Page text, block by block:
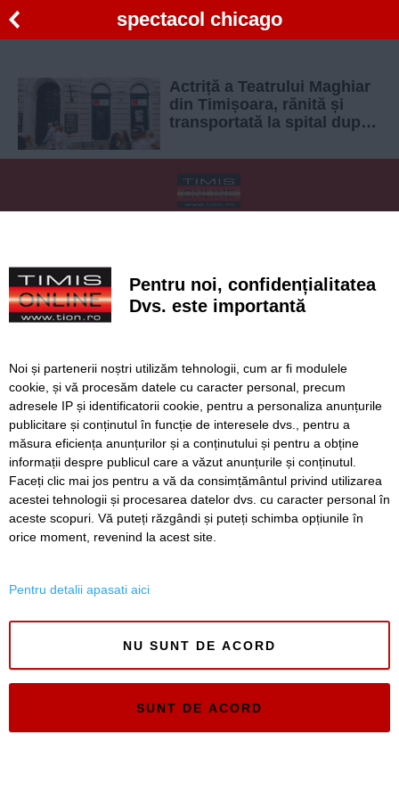
spectacol chicago
Actriță a Teatrului Maghiar
din Timișoara, rănită și
transportată la spital după
desprins la repetiții
Politica de confidentialitate
Regulament postare și moderare comentarii
Timiș Online
ISSN 3008-2323
ISSN-L 3008-2323
Pentru noi, confidențialitatea
Dvs. este importantă
Noi și partenerii noștri utilizăm tehnologii, cum ar fi modulele
cookie, și vă procesăm datele cu caracter personal, precum
adresele IP și identificatorii cookie, pentru a personaliza anunțurile
publicitare și conținutul în funcție de interesele dvs., pentru a
măsura eficiența anunțurilor și a conținutului și pentru a obține
informații despre publicul care a văzut anunțurile și conținutul.
Faceți clic mai jos pentru a vă da consimțământul privind utilizarea
acestei tehnologii și procesarea datelor dvs. cu caracter personal în
aceste scopuri. Vă puteți răzgândi și puteți schimba opțiunile în
orice moment, revenind la acest site.
Pentru detalii apasati aici
NU SUNT DE ACORD
SUNT DE ACORD